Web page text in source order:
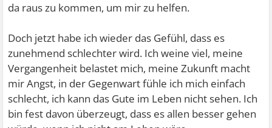
da raus zu kommen, um mir zu helfen.
Doch jetzt habe ich wieder das Gefühl, dass es
zunehmend schlechter wird. Ich weine viel, meine
Vergangenheit belastet mich, meine Zukunft macht
mir Angst, in der Gegenwart fühle ich mich einfach
schlecht, ich kann das Gute im Leben nicht sehen. Ich
bin fest davon überzeugt, dass es allen besser gehen